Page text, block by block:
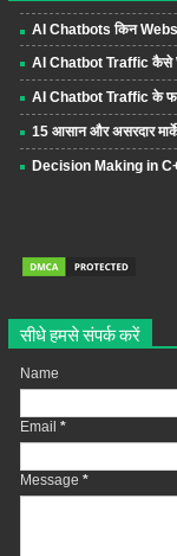
AI Chatbots किन
AI Chatbot Traffic कैसे
AI Chatbot Traffic के
15 आसान और असरदार
Decision Making in
सीधे हमसे संपर्क करें
Name
Email *
Message *